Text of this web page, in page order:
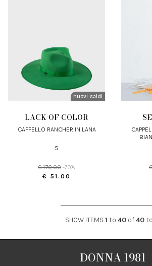
nuovi arrivi
saldi
LACK OF COLOR
CAPPELLO RANCHER IN LANA
S
€ 170.00 -70%
€ 51.00
CAPPELLO DONNA IN PAGLIA
SHOW ITEMS 1 to 40of40
DONNA 1981